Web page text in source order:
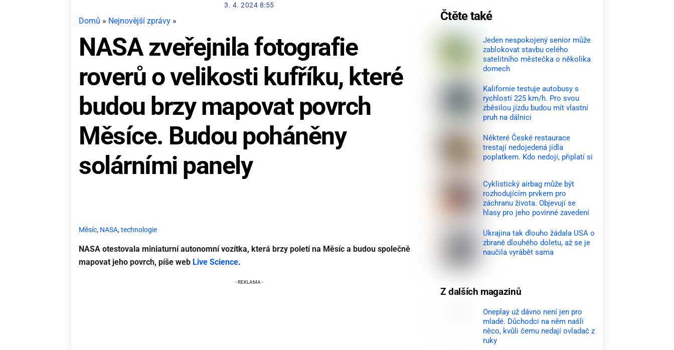
3. 4. 2024 8:55
Domů » Nejnovější zprávy »
NASA zveřejnila fotografie
roverů o velikosti kufříku, které
budou brzy mapovat povrch
Měsíce. Budou poháněny
solárními panely
Měsíc, NASA,technologie
NASA otestovala miniaturní autonomní vozítka, která brzy poletí na Měsíc a budou společně
mapovat jeho povrch, píše web Live Science.
Čtěte také
Jeden nespokojený senior může
zablokovat stavbu celého
satelitního městečka o několika
domech
Kalifornie testuje autobusy s
rychlostí 225 km/h. Pro svou
zběsilou jízdu budou mít vlastní
pruh na dálnici
Některé České restaurace
trestají nedojedená jídla
poplatkem. Kdo nedojí, připlatí si
Cyklistický airbag může být
rozhodujícím prvkem pro
záchranu života. Objevují se
hlasy pro jeho povinné zavedení
Ukrajina tak dlouho žádala USA o
zbraně dlouhého doletu, až se je
naučila vyrábět sama
Z dalších magazinů
Oneplay už dávno není jen pro
mladé. Důchodci na něm našli
něco, kvůli čemu nedají ovladač z
ruky